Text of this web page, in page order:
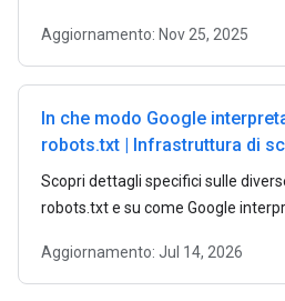
Aggiornamento: Nov 25, 2025
In che modo Google
robots.txt | Infrastruttura di
Scopri dettagli specifici sulle
robots.txt e su come Google
Aggiornamento: Jul 14, 2026